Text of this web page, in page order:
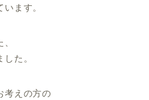
ます。
た。
考えの方の